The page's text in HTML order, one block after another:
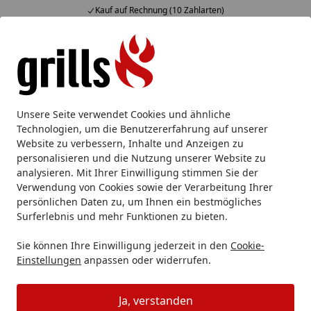
Unsere Seite verwendet Cookies und ähnliche
Technologien, um die Benutzererfahrung auf unserer
Website zu verbessern, Inhalte und Anzeigen zu
personalisieren und die Nutzung unserer Website zu
analysieren. Mit Ihrer Einwilligung stimmen Sie der
Verwendung von Cookies sowie der Verarbeitung Ihrer
persönlichen Daten zu, um Ihnen ein bestmögliches
Surferlebnis und mehr Funktionen zu bieten.
Sie können Ihre Einwilligung jederzeit in den Cookie-
Einstellungen anpassen oder widerrufen.
Ja, verstanden
Kauf auf Rechnung (10 Zahlarten)
Alle Produkte
Mein Konto
Suchen
Startseite
höfats höfats Serien Höfats SPIN Höfats SPIN 1200
Höfats SPIN 1200 Tischfeuer
(2 Bewertungen)